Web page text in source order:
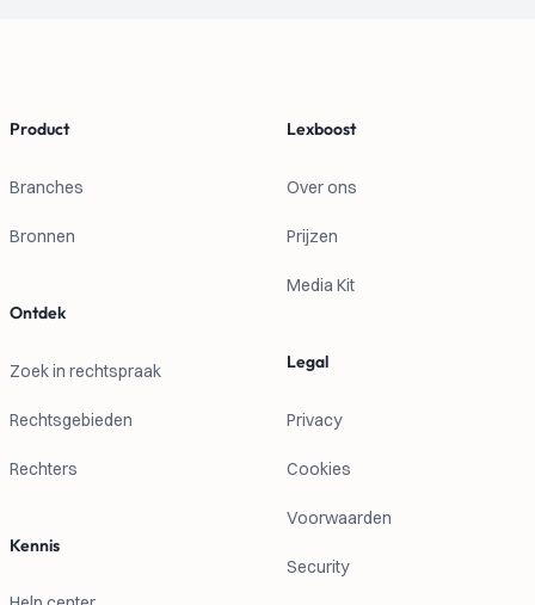
Product
Branches
Bronnen
Ontdek
Zoek in rechtspraak
Rechtsgebieden
Rechters
Kennis
Lexboost
Over ons
Prijzen
Media Kit
Legal
Privacy
Cookies
Voorwaarden
Security